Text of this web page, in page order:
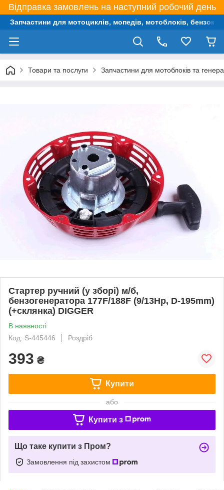
Відправка замовлень на наступний робочий день
Запчастини для мотоциклів, мопедів, мотоблоків,
Товари та послуги Запчастини для мотоблоків та
Стартер ручний (у зборі) м/б,
бензогенератора 177F/188F (9/13Hp, D-195mm)
(+склянка) DIGGER
В наявності
Код: S-445446
Роздріб
393 ₴
Купити
або
Купити з
Що таке купити з Пром?
Замовлення під захистом